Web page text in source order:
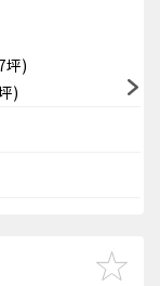
坪)
)